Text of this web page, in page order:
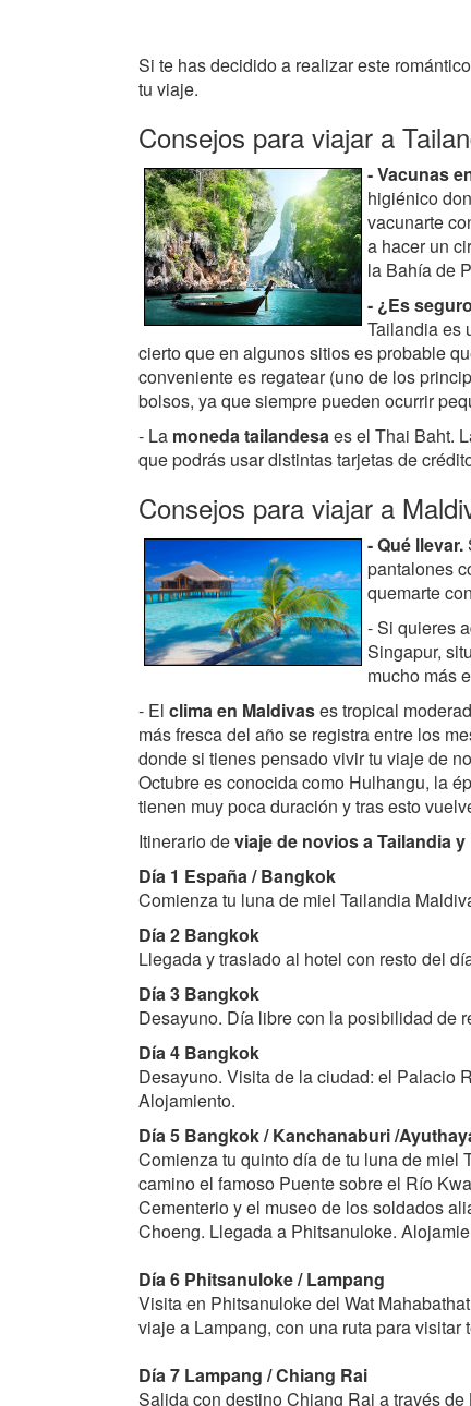
Si te has decidido a realizar este
tu viaje.
Consejos para viajar a
- Vacunas
higiénico
vacunarte
a hacer un
la Bahía de
- ¿Es
Tailandia es
cierto que en algunos sitios es probable
conveniente es regatear (uno de los
bolsos, ya que siempre pueden ocurrir
- La moneda tailandesaes el Thai Baht.
que podrás usar distintas tarjetas de
Consejos para viajar a
- Qué llevar.
pantalones
quemarte
- Si quieres
Singapur,
mucho más
- El clima en Maldivases tropical
más fresca del año se registra entre los
donde si tienes pensado vivir tu viaje de
Octubre es conocida como Hulhangu, la
tienen muy poca duración y tras esto
Itinerario deviaje de novios a Tailandia
Día 1 España / Bangkok
Comienza tu luna de miel Tailandia
Día 2 Bangkok
Llegada y traslado al hotel con resto del
Día 3 Bangkok
Desayuno. Día libre con la posibilidad de
Día 4 Bangkok
Desayuno. Visita de la ciudad: el Palacio
Alojamiento.
Día 5 Bangkok / Kanchanaburi /
Comienza tu quinto día de tu luna de
camino el famoso Puente sobre el Río
Cementerio y el museo de los soldados
Choeng. Llegada a Phitsanuloke.
Día 6 Phitsanuloke / Lampang
Visita en Phitsanuloke del Wat
viaje a Lampang, con una ruta para
Día 7 Lampang / Chiang Rai
Salida con destino Chiang Rai a través